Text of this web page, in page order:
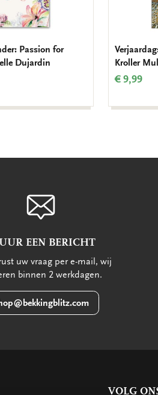
Passion for
Dujardin
Kroller
€ 9,99
EEN BERICHT
uw vraag per e-mail, wij
binnen 2 werkdagen.
VOLG